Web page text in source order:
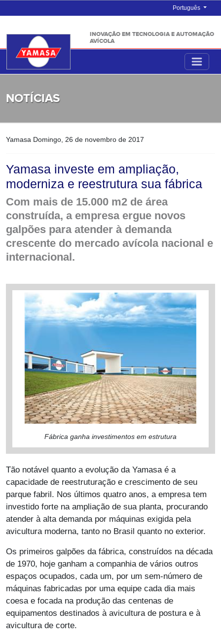
Português
INOVAÇÃO EM TECNOLOGIA E AUTOMAÇÃO
AVÍCOLA
NOTÍCIAS
Yamasa Domingo, 26 de novembro de 2017
Yamasa investe em ampliação,
moderniza e reestrutura sua fábrica
Com mais de 15.000 m2 de área
construída, a empresa ergue novos
galpões para atender à demanda
crescente do mercado avícola nacional e
internacional.
Fábrica ganha investimentos em estrutura
Tão notável quanto a evolução da Yamasa é a
capacidade de reestruturação e crescimento de seu
parque fabril. Nos últimos quatro anos, a empresa tem
investido forte na ampliação de sua planta, procurando
atender à alta demanda por máquinas exigida pela
avicultura moderna, tanto no Brasil quanto no exterior.
Os primeiros galpões da fábrica, construídos na década
de 1970, hoje ganham a companhia de vários outros
espaços ocupados, cada um, por um sem-número de
máquinas fabricadas por uma equipe cada dia mais
coesa e focada na produção das centenas de
equipamentos destinados à avicultura de postura e à
avicultura de corte.